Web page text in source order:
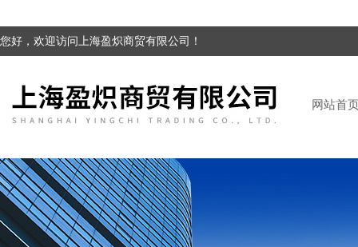
您好，欢迎访问上海盈炽商贸有限公司！
网站首